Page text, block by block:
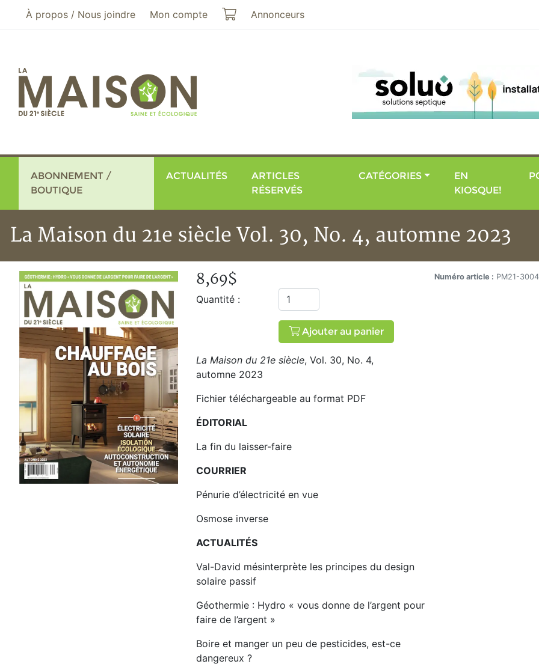
Aller au menu principal
Aller au contenu principal
À propos / Nous joindre Mon compte Mon panier
Annonceurs
ABONNEMENT /
BOUTIQUE
ACTUALITÉS
ARTICLES
RÉSERVÉS
CATÉGORIES
EN
KIOSQUE!
La Maison du 21e siècle Vol. 30, No. 4, automne 2023
Accueil
Boutique
La Maison du 21e siècle Vol. 30, No. 4, automne 2023
Numéro article : PM21-
La Maison du 21e siècle Vol. 30, No. 4, automne 2023
8,69$
Quantité :
Ajouter au panier
La Maison du 21e siècle, Vol. 30, No. 4,
automne 2023
Fichier téléchargeable au format PDF
ÉDITORIAL
La fin du laisser-faire
COURRIER
Pénurie d’électricité en vue
Osmose inverse
ACTUALITÉS
Val-David mésinterprète les principes du design
solaire passif
Géothermie : Hydro « vous donne de l’argent pour
faire de l’argent »
Boire et manger un peu de pesticides, est-ce
dangereux ?